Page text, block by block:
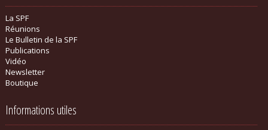
La SPF
Réunions
Le Bulletin de la SPF
Publications
Vidéo
Newsletter
Boutique
Informations utiles